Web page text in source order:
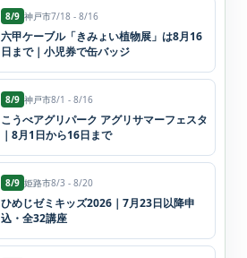
8/9 神戸市7/18 - 8/16
六甲ケーブル「きみょい植物展」は8月16
日まで｜小児券で缶バッジ
8/9 神戸市8/1 - 8/16
こうべアグリパーク アグリサマーフェスタ
｜8月1日から16日まで
8/9 姫路市8/3 - 8/20
ひめじゼミキッズ2026｜7月23日以降申
込・全32講座